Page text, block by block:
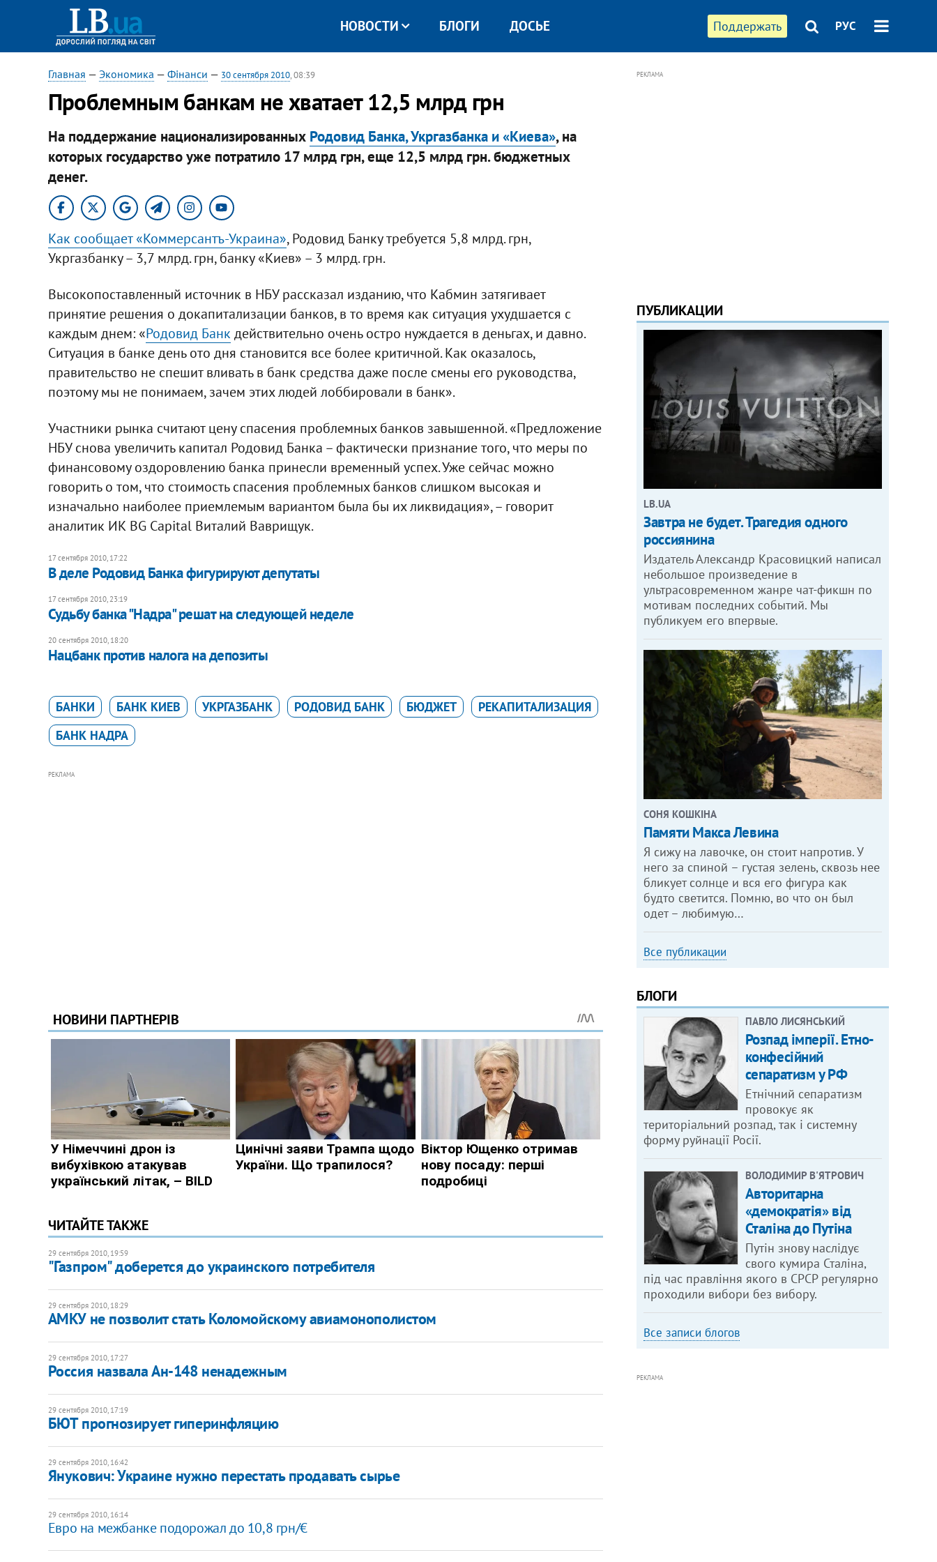
Поддержать РУС
НОВОСТИ БЛОГИ ДОСЬЕ
Главная — Экономика — Фінанси — 30 сентября 2010, 08:39
Проблемным банкам не хватает 12,5 млрд грн
На поддержание национализированных Родовид Банка, Укргазбанка и «Киева», на
которых государство уже потратило 17 млрд грн, еще 12,5 млрд грн. бюджетных
денег.
Как сообщает «Коммерсантъ-Украина», Родовид Банку требуется 5,8 млрд. грн,
Укргазбанку – 3,7 млрд. грн, банку «Киев» – 3 млрд. грн.
Высокопоставленный источник в НБУ рассказал изданию, что Кабмин затягивает
принятие решения о докапитализации банков, в то время как ситуация ухудшается с
каждым днем: «Родовид Банк действительно очень остро нуждается в деньгах, и давно.
Ситуация в банке день ото дня становится все более критичной. Как оказалось,
правительство не спешит вливать в банк средства даже после смены его руководства,
поэтому мы не понимаем, зачем этих людей лоббировали в банк».
Участники рынка считают цену спасения проблемных банков завышенной. «Предложение
НБУ снова увеличить капитал Родовид Банка – фактически признание того, что меры по
финансовому оздоровлению банка принесли временный успех. Уже сейчас можно
говорить о том, что стоимость спасения проблемных банков слишком высокая и
изначально наиболее приемлемым вариантом была бы их ликвидация», – говорит
аналитик ИК BG Capital Виталий Ваврищук.
17 сентября 2010, 17:22
В деле Родовид Банка фигурируют депутаты
17 сентября 2010, 23:19
​Судьбу банка "Надра" решат на следующей неделе
20 сентября 2010, 18:20
Нацбанк против налога на депозиты
БАНКИ БАНК КИЕВ УКРГАЗБАНК РОДОВИД БАНК БЮДЖЕТ
РЕКАПИТАЛИЗАЦИЯ
БАНК НАДРА
РЕКЛАМА
ЧИТАЙТЕ ТАКЖЕ
29 сентября 2010, 19:59
"Газпром" доберется до украинского потребителя
29 сентября 2010, 18:29
АМКУ не позволит стать Коломойскому авиамонополистом
29 сентября 2010, 17:27
Россия назвала Ан-148 ненадежным
29 сентября 2010, 17:19
БЮТ прогнозирует гиперинфляцию
29 сентября 2010, 16:42
Янукович: Украине нужно перестать продавать сырье
29 сентября 2010, 16:14
Евро на межбанке подорожал до 10,8 грн/€
РЕКЛАМА
ПУБЛИКАЦИИ
LB.UA
Завтра не будет. Трагедия одного
россиянина
Издатель Александр Красовицкий написал
небольшое произведение в
ультрасовременном жанре чат-фикшн по
мотивам последних событий. Мы
публикуем его впервые.
СОНЯ КОШКІНА
Памяти Макса Левина
Я сижу на лавочке, он стоит напротив. У
него за спиной – густая зелень, сквозь нее
бликует солнце и вся его фигура как
будто светится. Помню, во что он был
одет – любимую…
Все публикации
БЛОГИ
ПАВЛО ЛИСЯНСЬКИЙ
Розпад імперії. Етно-
конфесійний
сепаратизм у РФ
Етнічний сепаратизм
провокує як
територіальний розпад, так і системну
форму руйнації Росії.
ВОЛОДИМИР В'ЯТРОВИЧ
Авторитарна
«демократія» від
Сталіна до Путіна
Путін знову наслідує
свого кумира Сталіна,
під час правління якого в СРСР регулярно
проходили вибори без вибору.
Все записи блогов
РЕКЛАМА